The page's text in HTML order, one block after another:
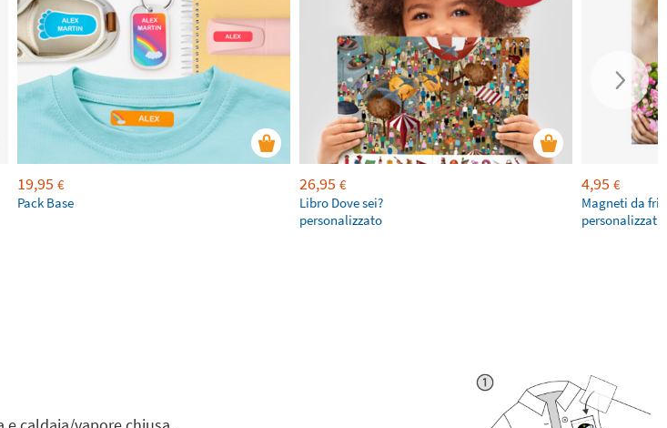
19,95 €
Pack Base
26,95 €
Libro Dove sei?
personalizzato
4,95 €
Magneti da
personalizzati